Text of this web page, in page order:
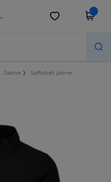
Preuzmi app
Jakne
Softshell jakne